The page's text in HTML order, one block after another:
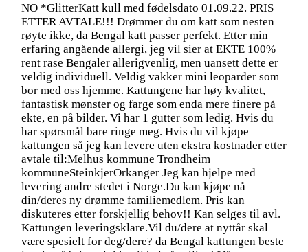
NO *GlitterKatt kull med fødelsdato 01.09.22. PRIS
ETTER AVTALE!!! Drømmer du om katt som nesten
røyte ikke, da Bengal katt passer perfekt. Etter min
erfaring angående allergi, jeg vil sier at EKTE 100%
rent rase Bengaler allerigvenlig, men uansett dette er
veldig individuell. Veldig vakker mini leoparder som
bor med oss hjemme. Kattungene har høy kvalitet,
fantastisk mønster og farge som enda mere finere på
ekte, en på bilder. Vi har 1 gutter som ledig. Hvis du
har spørsmål bare ringe meg. Hvis du vil kjøpe
kattungen så jeg kan levere uten ekstra kostnader etter
avtale til:Melhus kommune Trondheim
kommuneSteinkjerOrkanger Jeg kan hjelpe med
levering andre stedet i Norge.Du kan kjøpe nå
din/deres ny drømme familiemedlem. Pris kan
diskuteres etter forskjellig behov!! Kan selges til avl.
Kattungen leveringsklare.Vil du/dere at nyttår skal
være spesielt for deg/dere? da Bengal kattungen beste